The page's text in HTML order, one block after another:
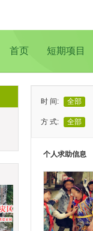
首页 短期项目
时 间: 全部
方 式: 全部
地 域: 全部
个人求助信息